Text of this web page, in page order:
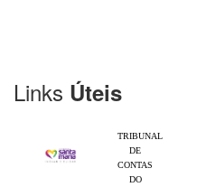
Links Úteis
TRIBUNAL
DE
CONTAS
DO